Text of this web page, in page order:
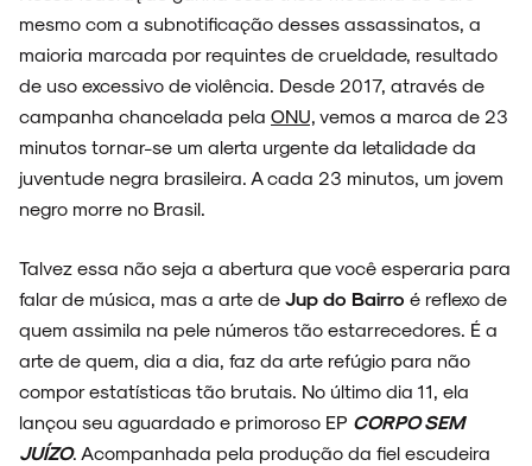
mesmo com a subnotificação desses assassinatos, a
maioria marcada por requintes de crueldade, resultado
de uso excessivo de violência. Desde 2017, através de
campanha chancelada pela ONU, vemos a marca de 23
minutos tornar-se um alerta urgente da letalidade da
juventude negra brasileira. A cada 23 minutos, um jovem
negro morre no Brasil.
Talvez essa não seja a abertura que você esperaria para
falar de música, mas a arte de Jup do Bairro é reflexo de
quem assimila na pele números tão estarrecedores. É a
arte de quem, dia a dia, faz da arte refúgio para não
compor estatísticas tão brutais. No último dia 11, ela
lançou seu aguardado e primoroso EP CORPO SEM
JUÍZO. Acompanhada pela produção da fiel escudeira